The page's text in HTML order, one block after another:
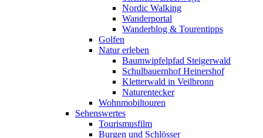
Nordic Walking
Wanderportal
Wanderblog & Tourentipps
Golfen
Natur erleben
Baumwipfelpfad Steigerwald
Schulbauernhof Heinershof
Kletterwald in Veilbronn
Naturentecker
Wohnmobiltouren
Sehenswertes
Tourismusfilm
Burgen und Schlösser